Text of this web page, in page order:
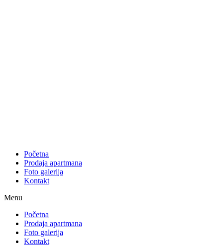
Početna
Prodaja apartmana
Foto galerija
Kontakt
Menu
Početna
Prodaja apartmana
Foto galerija
Kontakt